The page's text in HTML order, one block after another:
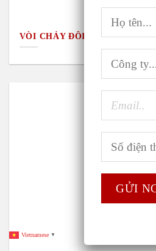
VÒI CHẢY ĐÔI TAY LÀM CÀ
Vietnamese ▼